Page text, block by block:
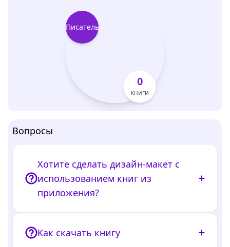
Писатель
0
книги
Вопросы
Хотите сделать дизайн-макет с
использованием книг из
приложения?
Как скачать книгу